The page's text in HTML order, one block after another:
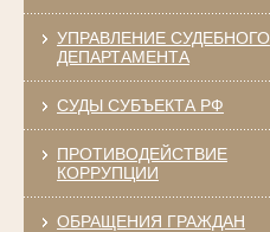
УПРАВЛЕНИЕ СУДЕБНОГО
ДЕПАРТАМЕНТА
СУДЫ СУБЪЕКТА РФ
ПРОТИВОДЕЙСТВИЕ
КОРРУПЦИИ
ОБРАЩЕНИЯ ГРАЖДАН